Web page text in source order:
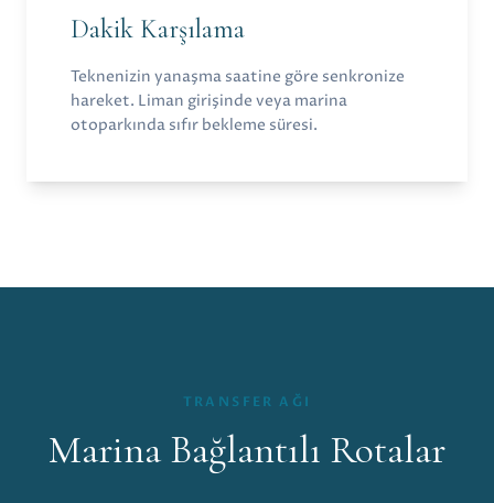
Dakik Karşılama
Teknenizin yanaşma saatine göre senkronize
hareket. Liman girişinde veya marina
otoparkında sıfır bekleme süresi.
TRANSFER AĞI
Marina Bağlantılı Rotalar